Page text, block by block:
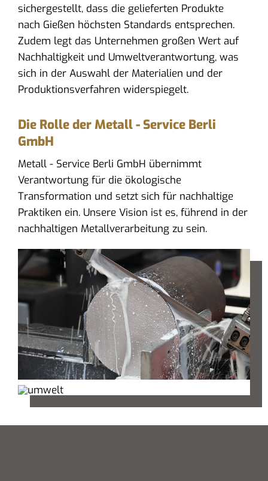
sichergestellt, dass die gelieferten Produkte
nach Gießen höchsten Standards entsprechen.
Zudem legt das Unternehmen großen Wert auf
Nachhaltigkeit und Umweltverantwortung, was
sich in der Auswahl der Materialien und der
Produktionsverfahren widerspiegelt.
Die Rolle der Metall - Service Berli
GmbH
Metall - Service Berli GmbH übernimmt
Verantwortung für die ökologische
Transformation und setzt sich für nachhaltige
Praktiken ein. Unsere Vision ist es, führend in der
nachhaltigen Metallverarbeitung zu sein.